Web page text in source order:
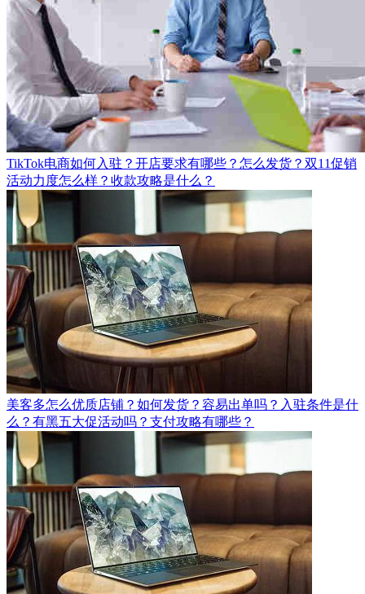
TikTok电商如何入驻？开店要求有哪些？怎么发货？双11促销
活动力度怎么样？收款攻略是什么？
美客多怎么优质店铺？如何发货？容易出单吗？入驻条件是什
么？有黑五大促活动吗？支付攻略有哪些？